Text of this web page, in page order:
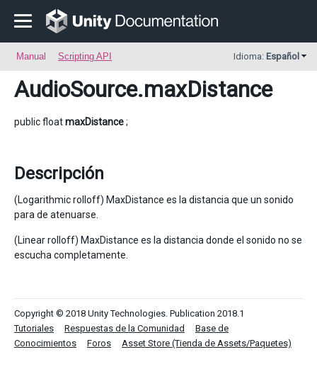
Manual Scripting API Idioma: Español
AudioSource.maxDistance
public floatmaxDistance;
Descripción
(Logarithmic rolloff) MaxDistance es la distancia que un sonido
para de atenuarse.
(Linear rolloff) MaxDistance es la distancia donde el sonido no se
escucha completamente.
Copyright © 2018 Unity Technologies. Publication 2018.1
Tutoriales
Respuestas de la Comunidad
Base de
Conocimientos
Foros Asset Store (Tienda de Assets/Paquetes)